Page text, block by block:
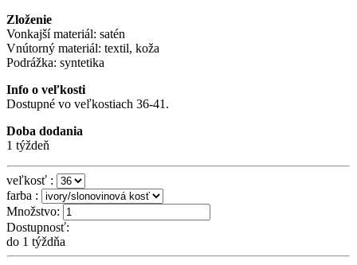
Zloženie
Vonkajší materiál: satén
Vnútorný materiál: textil, koža
Podrážka: syntetika
Info o veľkosti
Dostupné vo veľkostiach 36-41.
Doba dodania
1 týždeň
veľkosť :
farba :
Množstvo:
Dostupnosť:
do 1 týždňa